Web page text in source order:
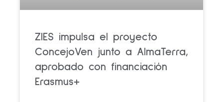
ZIES impulsa el proyecto
ConcejoVen junto a AlmaTerra,
aprobado con financiación
Erasmus+